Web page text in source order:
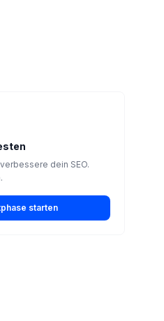
dein SEO.
starten